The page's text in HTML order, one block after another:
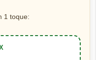
1 toque: